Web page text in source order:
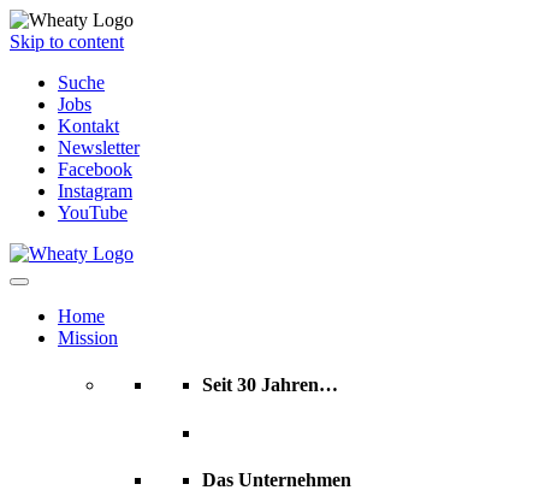
Skip to content
Suche
Jobs
Kontakt
Newsletter
Facebook
Instagram
YouTube
Home
Mission
Seit 30 Jahren…
Das Unternehmen